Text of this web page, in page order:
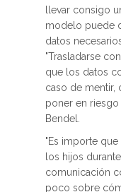
llevar consigo
modelo puede
datos
"Trasladarse
que los datos
caso de mentir,
poner en riesgo
Bendel.
"Es importe
los hijos
comunicación
poco sobre